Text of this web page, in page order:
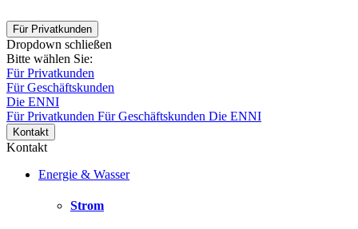
Für Privatkunden
Dropdown schließen
Bitte wählen Sie:
Für Privatkunden
Für Geschäftskunden
Die ENNI
Für Privatkunden Für Geschäftskunden Die ENNI
Kontakt
Kontakt
Energie & Wasser
Strom